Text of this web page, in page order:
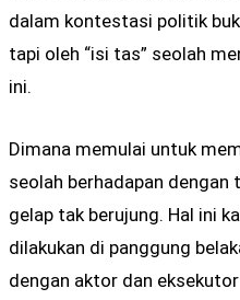
dalam kontestasi politik
tapi oleh “isi tas” seolah
ini.
Dimana memulai untuk
seolah berhadapan
gelap tak berujung. Hal ini
dilakukan di panggung
dengan aktor dan